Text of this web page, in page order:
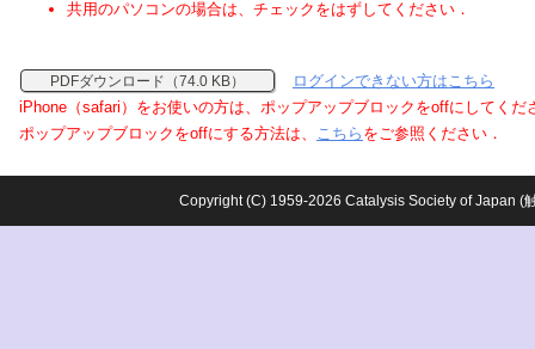
共用のパソコンの場合は、チェックをはずしてください．
PDFダウンロード（74.0 KB）
ログインできない方はこちら
iPhone（safari）をお使いの方は、ポップアップブロックをoffにしてくだ
ポップアップブロックをoffにする方法は、 こちら をご参照ください．
Copyright (C) 1959-2026 Catalysis Society of Japan (